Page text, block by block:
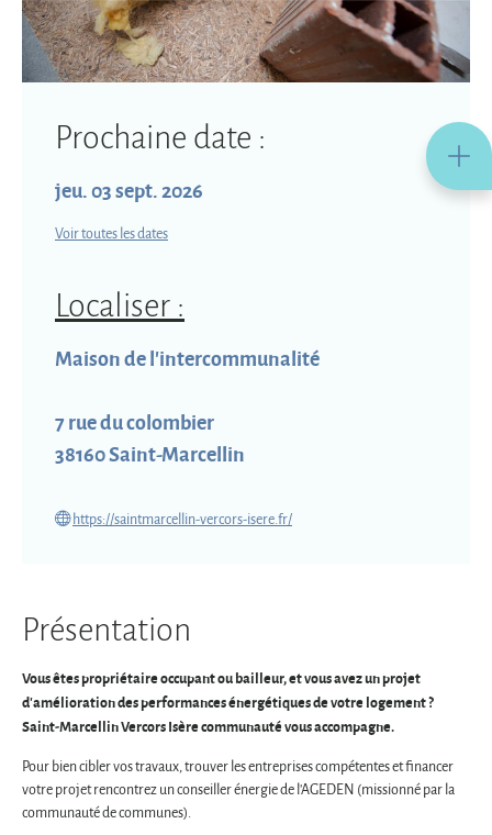
Prochaine date :
jeu. 03 sept. 2026
Voir toutes les dates
Localiser :
Maison de l'intercommunalité
7 rue du colombier
38160Saint-Marcellin
https://saintmarcellin-vercors-isere.fr/
Présentation
Vous êtes propriétaire occupant ou bailleur, et vous avez un projet
d'amélioration des performances énergétiques de votre logement ?
Saint-Marcellin Vercors Isère communauté vous accompagne.
Pour bien cibler vos travaux, trouver les entreprises compétentes et financer
votre projet rencontrez un conseiller énergie de l'AGEDEN (missionné par la
communauté de communes).